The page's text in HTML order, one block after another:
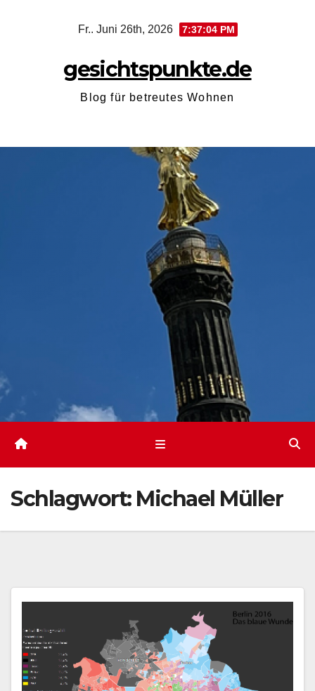
Fr.. Juni 26th, 2026 7:37:05 PM
gesichtspunkte.de
Blog für betreutes Wohnen
Schlagwort: Michael Müller